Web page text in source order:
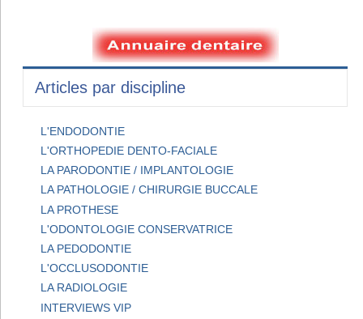
Articles par discipline
L'ENDODONTIE
L'ORTHOPEDIE DENTO-FACIALE
LA PARODONTIE / IMPLANTOLOGIE
LA PATHOLOGIE / CHIRURGIE BUCCALE
LA PROTHESE
L'ODONTOLOGIE CONSERVATRICE
LA PEDODONTIE
L'OCCLUSODONTIE
LA RADIOLOGIE
INTERVIEWS VIP